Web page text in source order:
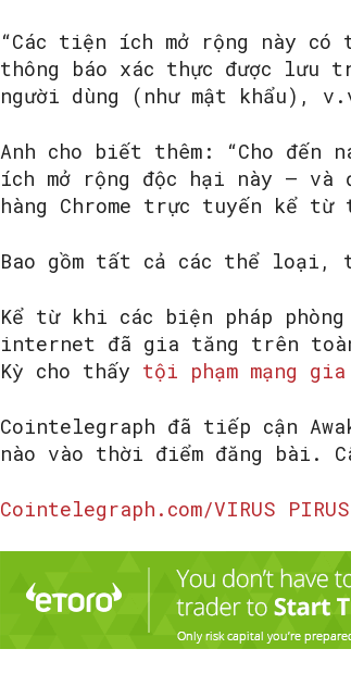
“Các tiện ích mở rộng này có
thông báo xác thực được lưu
người dùng (như mật khẩu),
Anh cho biết thêm: “Cho
ích mở rộng độc hại này – và
hàng Chrome trực tuyến kể từ
Bao gồm tất cả các thể loại,
Kể từ khi các biện pháp
internet đã gia tăng trên
Kỳ cho thấy tội phạm mạng gia
Cointelegraph đã tiếp cận
nào vào thời điểm đăng bài.
Cointelegraph.com/VIRUS PIRUS